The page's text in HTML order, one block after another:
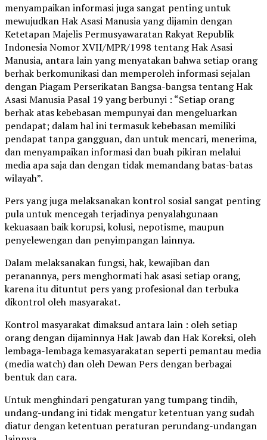
menyampaikan informasi juga sangat penting untuk
mewujudkan Hak Asasi Manusia yang dijamin dengan
Ketetapan Majelis Permusyawaratan Rakyat Republik
Indonesia Nomor XVII/MPR/1998 tentang Hak Asasi
Manusia, antara lain yang menyatakan bahwa setiap orang
berhak berkomunikasi dan memperoleh informasi sejalan
dengan Piagam Perserikatan Bangsa-bangsa tentang Hak
Asasi Manusia Pasal 19 yang berbunyi : “Setiap orang
berhak atas kebebasan mempunyai dan mengeluarkan
pendapat; dalam hal ini termasuk kebebasan memiliki
pendapat tanpa gangguan, dan untuk mencari, menerima,
dan menyampaikan informasi dan buah pikiran melalui
media apa saja dan dengan tidak memandang batas-batas
wilayah”.
Pers yang juga melaksanakan kontrol sosial sangat penting
pula untuk mencegah terjadinya penyalahgunaan
kekuasaan baik korupsi, kolusi, nepotisme, maupun
penyelewengan dan penyimpangan lainnya.
Dalam melaksanakan fungsi, hak, kewajiban dan
peranannya, pers menghormati hak asasi setiap orang,
karena itu dituntut pers yang profesional dan terbuka
dikontrol oleh masyarakat.
Kontrol masyarakat dimaksud antara lain : oleh setiap
orang dengan dijaminnya Hak Jawab dan Hak Koreksi, oleh
lembaga-lembaga kemasyarakatan seperti pemantau media
(media watch) dan oleh Dewan Pers dengan berbagai
bentuk dan cara.
Untuk menghindari pengaturan yang tumpang tindih,
undang-undang ini tidak mengatur ketentuan yang sudah
diatur dengan ketentuan peraturan perundang-undangan